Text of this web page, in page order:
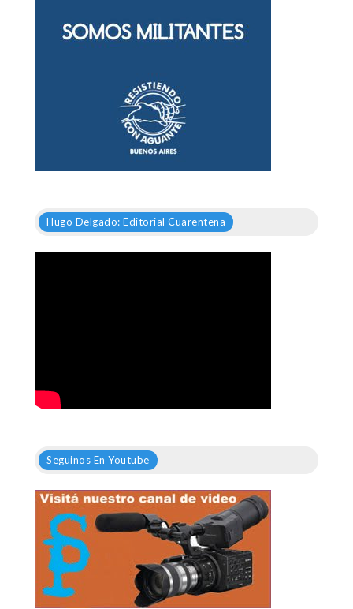
Hugo Delgado: Editorial Cuarentena
Seguinos En Youtube